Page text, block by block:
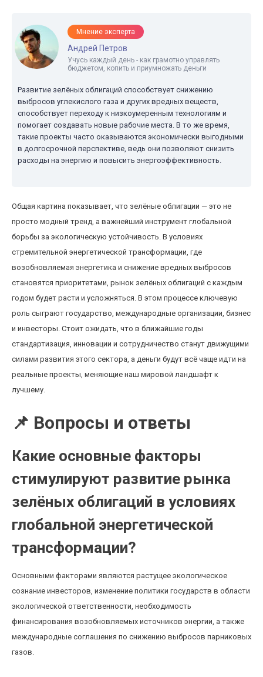
Мнение эксперта
Андрей Петров
Учусь каждый день - как грамотно управлять
бюджетом, копить и приумножать деньги
Развитие зелёных облигаций способствует снижению
выбросов углекислого газа и других вредных веществ,
способствует переходу к низкоумеренным технологиям и
помогает создавать новые рабочие места. В то же время,
такие проекты часто оказываются экономически выгодными
в долгосрочной перспективе, ведь они позволяют снизить
расходы на энергию и повысить энергоэффективность.
Общая картина показывает, что зелёные облигации — это не
просто модный тренд, а важнейший инструмент глобальной
борьбы за экологическую устойчивость. В условиях
стремительной энергетической трансформации, где
возобновляемая энергетика и снижение вредных выбросов
становятся приоритетами, рынок зелёных облигаций с каждым
годом будет расти и усложняться. В этом процессе ключевую
роль сыграют государство, международные организации, бизнес
и инвесторы. Стоит ожидать, что в ближайшие годы
стандартизация, инновации и сотрудничество станут движущими
силами развития этого сектора, а деньги будут всё чаще идти на
реальные проекты, меняющие наш мировой ландшафт к
лучшему.
📌 Вопросы и ответы
Какие основные факторы
стимулируют развитие рынка
зелёных облигаций в условиях
глобальной энергетической
трансформации?
Основными факторами являются растущее экологическое
сознание инвесторов, изменение политики государств в области
экологической ответственности, необходимость
финансирования возобновляемых источников энергии, а также
международные соглашения по снижению выбросов парниковых
газов.